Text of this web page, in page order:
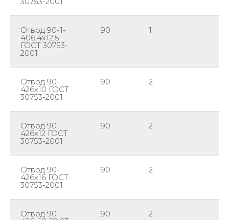
Отвод 90-1-
406,4х12,5
ГОСТ 30753-
2001
90 1
Отвод 90-
426х10 ГОСТ
30753-2001
90 2
Отвод 90-
426х12 ГОСТ
30753-2001
90 2
Отвод 90-
426х16 ГОСТ
30753-2001
90 2
Отвод 90- 90 2